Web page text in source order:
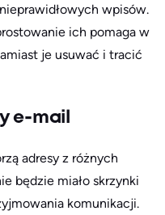
wpisów.
ich pomaga w
je usuwać i tracić
e-mail
adresy z różnych
będzie miało skrzynki
komunikacji.